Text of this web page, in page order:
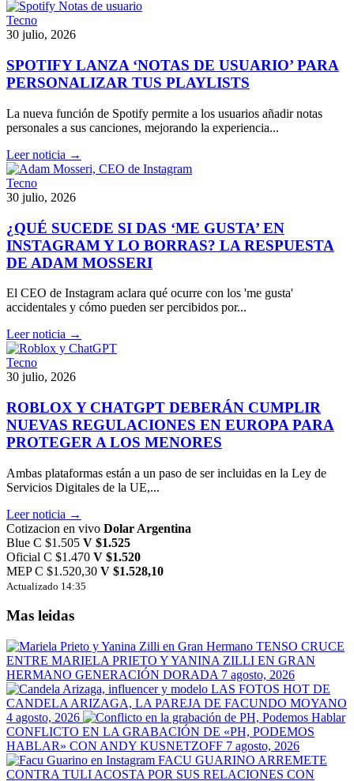
Tecno
30 julio, 2026
SPOTIFY LANZA ‘NOTAS DE USUARIO’ PARA
PERSONALIZAR TUS PLAYLISTS
La nueva función de Spotify permite a los usuarios añadir notas
personales a sus canciones, mejorando la experiencia...
Leer noticia →
Tecno
30 julio, 2026
¿QUÉ SUCEDE SI DAS ‘ME GUSTA’ EN
INSTAGRAM Y LO BORRAS? LA RESPUESTA
DE ADAM MOSSERI
El CEO de Instagram aclara qué ocurre con los 'me gusta'
accidentales y cómo pueden ser percibidos por...
Leer noticia →
Tecno
30 julio, 2026
ROBLOX Y CHATGPT DEBERÁN CUMPLIR
NUEVAS REGULACIONES EN EUROPA PARA
PROTEGER A LOS MENORES
Ambas plataformas están a un paso de ser incluidas en la Ley de
Servicios Digitales de la UE,...
Leer noticia →
Cotizacion en vivo Dolar Argentina
Blue C $1.505 V $1.525
Oficial C $1.470 V $1.520
MEP C $1.520,30 V $1.528,10
Actualizado 14:35
Mas leidas
TENSO CRUCE
ENTRE MARIELA PRIETO Y YANINA ZILLI EN GRAN
HERMANO GENERACIÓN DORADA 7 agosto, 2026
LAS FOTOS HOT DE
CANDELA ARIZAGA, LA PAREJA DE FACUNDO MOYANO
4 agosto, 2026
CONFLICTO EN LA GRABACIÓN DE «PH, PODEMOS
HABLAR» CON ANDY KUSNETZOFF 7 agosto, 2026
FACU GUARINO ARREMETE
CONTRA TULI ACOSTA POR SUS RELACIONES CON